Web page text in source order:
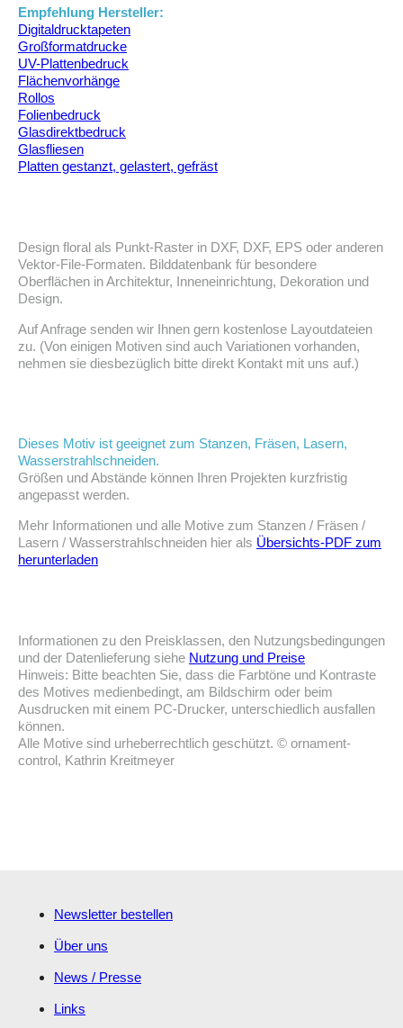
Empfehlung Hersteller:
Digitaldrucktapeten
Großformatdrucke
UV-Plattenbedruck
Flächenvorhänge
Rollos
Folienbedruck
Glasdirektbedruck
Glasfliesen
Platten gestanzt, gelastert, gefräst
Design floral als Punkt-Raster in DXF, DXF, EPS oder anderen
Vektor-File-Formaten. Bilddatenbank für besondere
Oberflächen in Architektur, Inneneinrichtung, Dekoration und
Design.
Auf Anfrage senden wir Ihnen gern kostenlose Layoutdateien
zu. (Von einigen Motiven sind auch Variationen vorhanden,
nehmen sie diesbezüglich bitte direkt Kontakt mit uns auf.)
Dieses Motiv ist geeignet zum Stanzen, Fräsen, Lasern,
Wasserstrahlschneiden.
Größen und Abstände können Ihren Projekten kurzfristig
angepasst werden.
Mehr Informationen und alle Motive zum Stanzen / Fräsen /
Lasern / Wasserstrahlschneiden hier als Übersichts-PDF zum
herunterladen
Informationen zu den Preisklassen, den Nutzungsbedingungen
und der Datenlieferung siehe Nutzung und Preise
Hinweis: Bitte beachten Sie, dass die Farbtöne und Kontraste
des Motives medienbedingt, am Bildschirm oder beim
Ausdrucken mit einem PC-Drucker, unterschiedlich ausfallen
können.
Alle Motive sind urheberrechtlich geschützt. © ornament-
control, Kathrin Kreitmeyer
Newsletter bestellen
Über uns
News / Presse
Links